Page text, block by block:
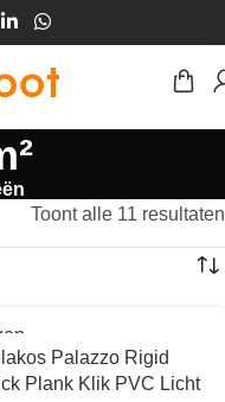
Toont alle 11 resultaten
Palazzo Rigid
Plank Klik PVC Licht